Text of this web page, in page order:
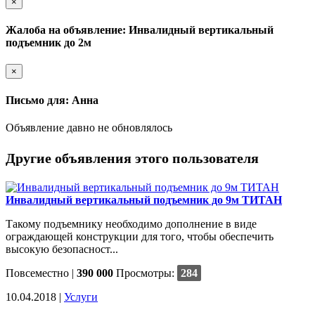
Жалоба на объявление: Инвалидный вертикальный
подъемник до 2м
×
Письмо для: Анна
Объявление давно не обновлялось
Другие объявления этого пользователя
Инвалидный вертикальный подъемник до 9м ТИТАН
Такому подъемнику необходимо дополнение в виде
ограждающей конструкции для того, чтобы обеспечить
высокую безопасност...
Повсеместно | 390 000 Просмотры: 284
10.04.2018 | Услуги